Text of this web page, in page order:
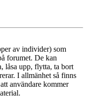
av individer) som
forumet. De kan
låsa upp, flytta, ta bort
I allmänhet så finns
användare kommer